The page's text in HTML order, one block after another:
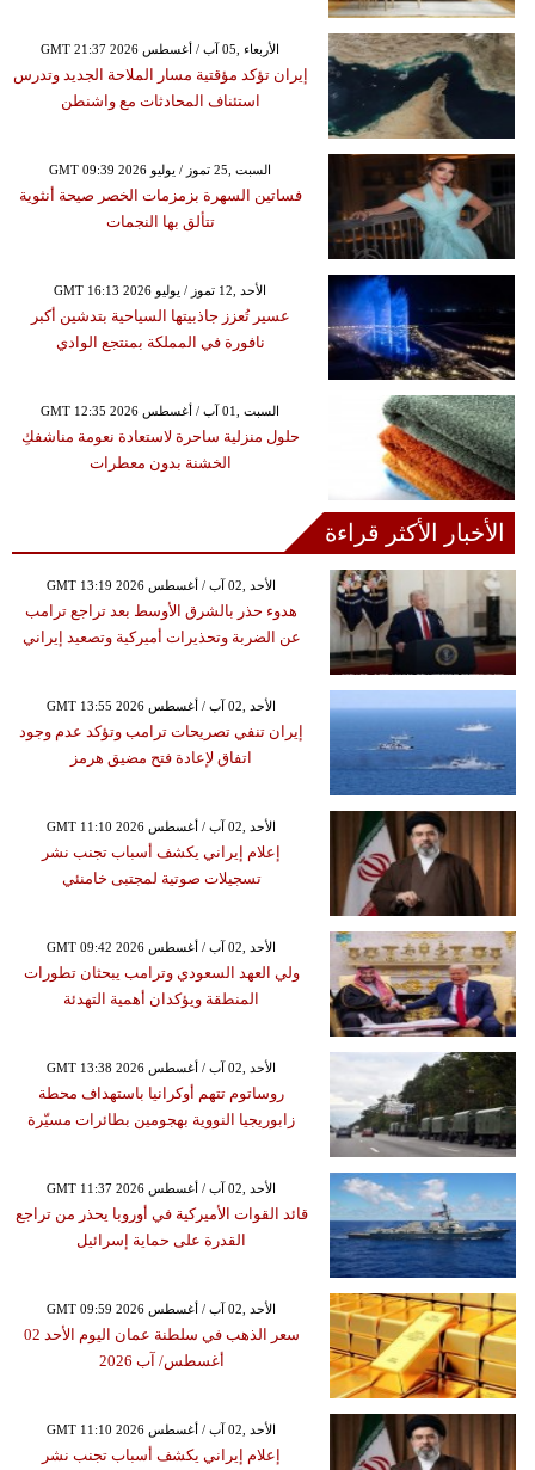
GMT 21:37 2026 الأربعاء ,05 آب / أغسطس
إيران تؤكد مؤقتية مسار الملاحة الجديد وتدرس
استئناف المحادثات مع واشنطن
GMT 09:39 2026 السبت ,25 تموز / يوليو
فساتين السهرة بزمزمات الخصر صيحة أنثوية
تتألق بها النجمات
GMT 16:13 2026 الأحد ,12 تموز / يوليو
عسير تُعزز جاذبيتها السياحية بتدشين أكبر
نافورة في المملكة بمنتجع الوادي
GMT 12:35 2026 السبت ,01 آب / أغسطس
حلول منزلية ساحرة لاستعادة نعومة مناشفكِ
الخشنة بدون معطرات
الأخبار الأكثر قراءة
GMT 13:19 2026 الأحد ,02 آب / أغسطس
هدوء حذر بالشرق الأوسط بعد تراجع ترامب
عن الضربة وتحذيرات أميركية وتصعيد إيراني
GMT 13:55 2026 الأحد ,02 آب / أغسطس
إيران تنفي تصريحات ترامب وتؤكد عدم وجود
اتفاق لإعادة فتح مضيق هرمز
GMT 11:10 2026 الأحد ,02 آب / أغسطس
إعلام إيراني يكشف أسباب تجنب نشر
تسجيلات صوتية لمجتبى خامنئي
GMT 09:42 2026 الأحد ,02 آب / أغسطس
ولي العهد السعودي وترامب يبحثان تطورات
المنطقة ويؤكدان أهمية التهدئة
GMT 13:38 2026 الأحد ,02 آب / أغسطس
روساتوم تتهم أوكرانيا باستهداف محطة
زابوريجيا النووية بهجومين بطائرات مسيّرة
GMT 11:37 2026 الأحد ,02 آب / أغسطس
قائد القوات الأميركية في أوروبا يحذر من تراجع
القدرة على حماية إسرائيل
GMT 09:59 2026 الأحد ,02 آب / أغسطس
سعر الذهب في سلطنة عمان اليوم الأحد 02
أغسطس/ آب 2026
GMT 11:10 2026 الأحد ,02 آب / أغسطس
إعلام إيراني يكشف أسباب تجنب نشر